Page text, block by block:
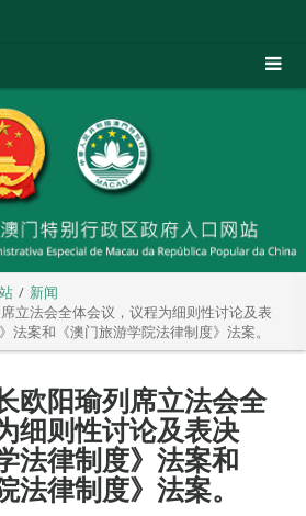
新闻
立法会全体会议，议程为细则性讨论及表
法案和《澳门旅游学院法律制度》法案。
欧阳瑜列席立法会全
细则性讨论及表决
法律制度》法案和
法律制度》法案。